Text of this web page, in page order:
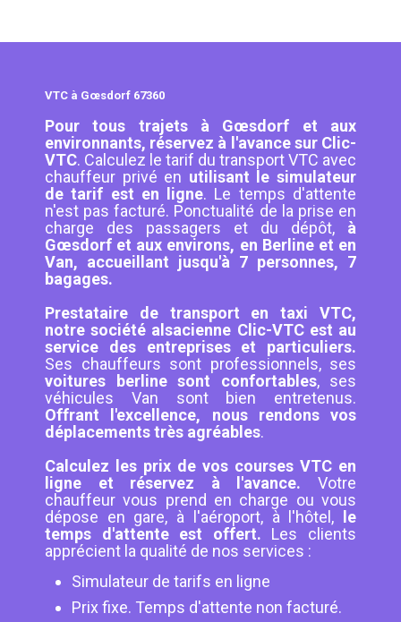
VTC à Gœsdorf 67360
Pour tous trajets à Gœsdorf et aux
environnants, réservez à l'avance sur Clic-
VTC. Calculez le tarif du transport VTC avec
chauffeur privé en utilisant le simulateur
de tarif est en ligne. Le temps d'attente
n'est pas facturé. Ponctualité de la prise en
charge des passagers et du dépôt, à
Gœsdorf et aux environs, en Berline et en
Van, accueillant jusqu'à 7 personnes, 7
bagages.
Prestataire de transport en taxi VTC,
notre société alsacienne Clic-VTC est au
service des entreprises et particuliers.
Ses chauffeurs sont professionnels, ses
voitures berline sont confortables, ses
véhicules Van sont bien entretenus.
Offrant l'excellence, nous rendons vos
déplacements très agréables.
Calculez les prix de vos courses VTC en
ligne et réservez à l'avance. Votre
chauffeur vous prend en charge ou vous
dépose en gare, à l'aéroport, à l'hôtel,
le
temps d'attente est offert. Les clients
apprécient la qualité de nos services :
Simulateur de tarifs en ligne
Prix fixe. Temps d'attente non facturé.